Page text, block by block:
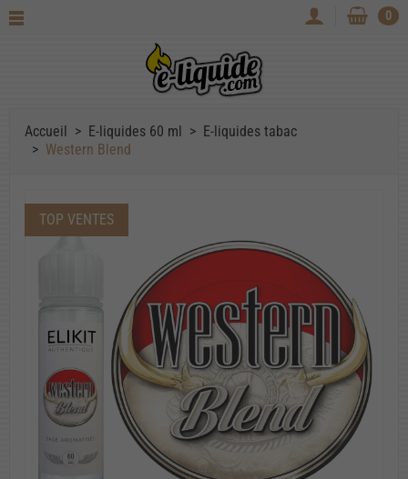
0
Accueil E-liquides 60 ml
E-liquides tabac
Western Blend
TOP VENTES